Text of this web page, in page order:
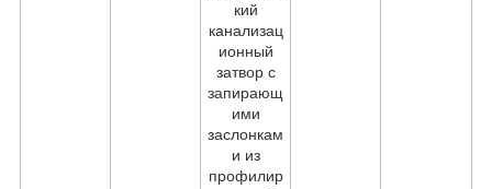
кий
канализац
ионный
затвор с
запирающ
ими
заслонкам
и из
профилир